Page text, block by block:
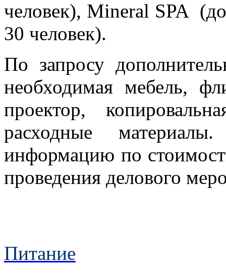
человек), Mineral SPA
30 человек).
По запросу
необходимая мебель,
проектор,
расходные
информацию по
проведения делового
Питание